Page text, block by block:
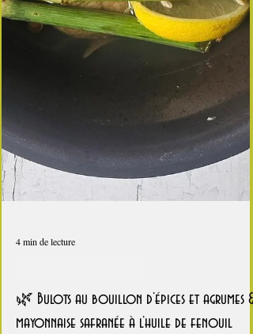
4 min de lecture